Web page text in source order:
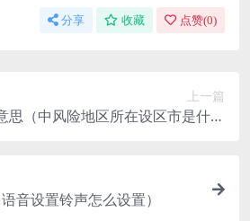
分享 收藏 点赞(0)
上一篇
思（中风险地区所在设区市是什么
音设置铃声怎么设置）